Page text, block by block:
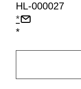
HL-000027
*
*